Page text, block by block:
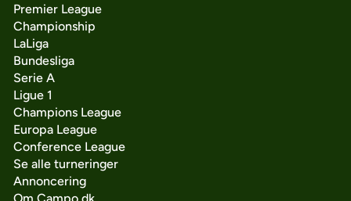
Premier League
Championship
LaLiga
Bundesliga
Serie A
Ligue 1
Champions League
Europa League
Conference League
Se alle turneringer
Annoncering